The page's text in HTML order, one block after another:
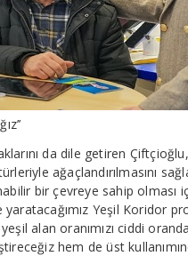
da dile getiren
ağaçlandırılmasını
bir çevreye sahip olması
Yeşil Koridor
alan oranımızı ciddi
hem de üst